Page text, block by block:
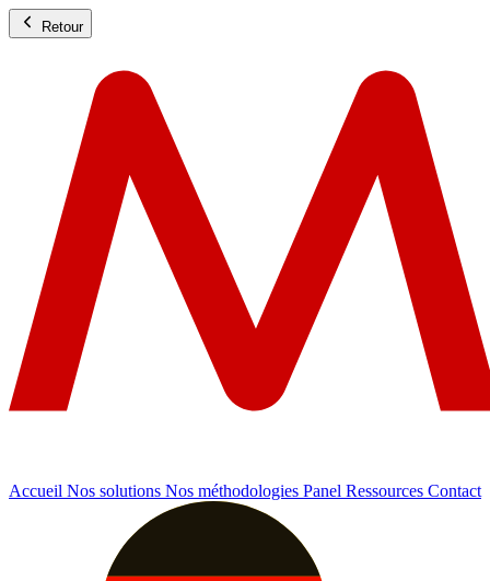
Retour
Accueil Nos solutions Nos méthodologies Panel Ressources Contact